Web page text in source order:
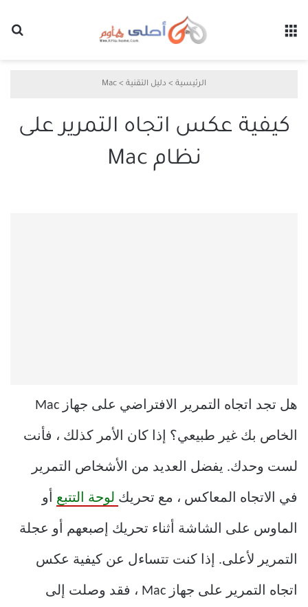
الرئيسية > دليل التقنية >
Mac
كيفية عكس اتجاه التمرير على
نظام Mac
هل تجد اتجاه التمرير الافتراضي على جهاز Mac
الخاص بك غير طبيعي؟ إذا كان الأمر كذلك ، فأنت
لست وحدك. يفضل العديد من الأشخاص التمرير
في الاتجاه المعاكس ، مع تحريك لوحة التتبع أو
الماوس على الشاشة أثناء تحريك إصبعهم أو عجلة
التمرير لأعلى. إذا كنت تتساءل عن كيفية عكس
اتجاه التمرير على جهاز Mac ، فقد وصلت إلى